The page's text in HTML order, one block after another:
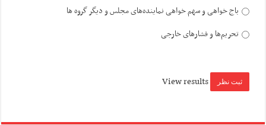
باج خواهی و سهم خواهی نماینده‌های مجلس و دیگر گروه ها
تحریم‌ها و فشارهای خارجی
View results